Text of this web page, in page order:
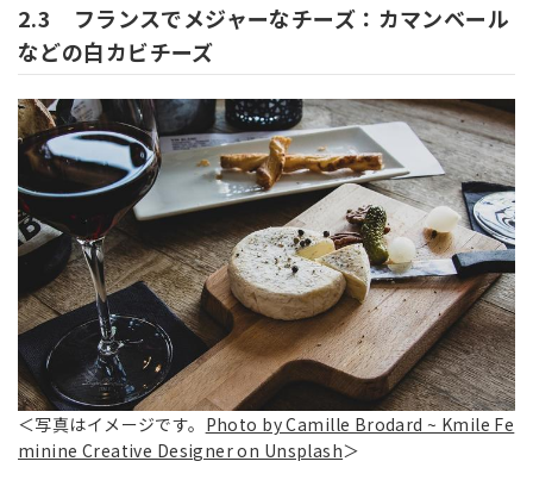
2.3 フランスでメジャーなチーズ：カマンベール
などの白カビチーズ
＜写真はイメージです。 Photo by Camille Brodard ~ Kmile Fe
minine Creative Designer on Unsplash＞